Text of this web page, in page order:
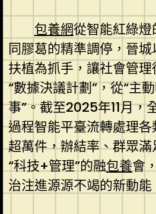
包養網從智能紅綠
同膠葛的精準調停，晉
扶植為抓手，讓社會管理
“數據決議計劃”，從“主
事”。截至2025年11月，
過程智能平臺流轉處理各
超萬件，辦結率、群眾
“科技+管理”的融包養會
治注進源源不竭的新動能